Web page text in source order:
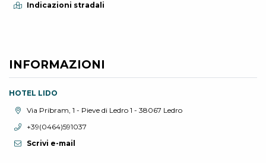
Indicazioni stradali
INFORMAZIONI
HOTEL LIDO
Località:Via Pribram, 1 - Pieve di Ledro 1 - 38067 Ledro
Telefono:
+39(0464)591037
Scrivi e-mail